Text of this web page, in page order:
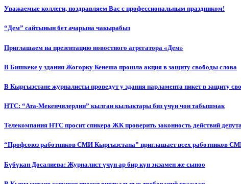
Уважаемые коллеги, поздравляем Вас с профессиональным праздником!
“Дем” сайтынын бет ачарына чакырабыз
Приглашаем на презентацию новостного агрегатора «Дем»
В Бишкеке у здания Жогорку Кенеша прошла акция в защиту свободы слова
В Кыргызстане журналисты проведут у здания парламента пикет в защиту
НТС: “Ата-Мекенчилердин” кылган кылыктары биз үчүн чон табышмак
Телекомпания НТС просит спикера ЖК проверить законность действий
“Профсоюз работников СМИ Кыргызстана” приглашает всех работников
Бүбүкан Досалиева: Журналист үчүн ар бир күн экзамен же сыноо